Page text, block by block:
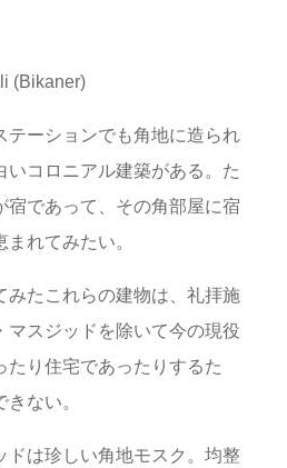
(Bikaner)
テーションでも角地に造られ
いコロニアル建築がある。た
宿であって、その角部屋に宿
れてみたい。
みたこれらの建物は、礼拝施
マスジッドを除いて今の現役
たり住宅であったりするた
ない。
ドは珍しい角地モスク。均整